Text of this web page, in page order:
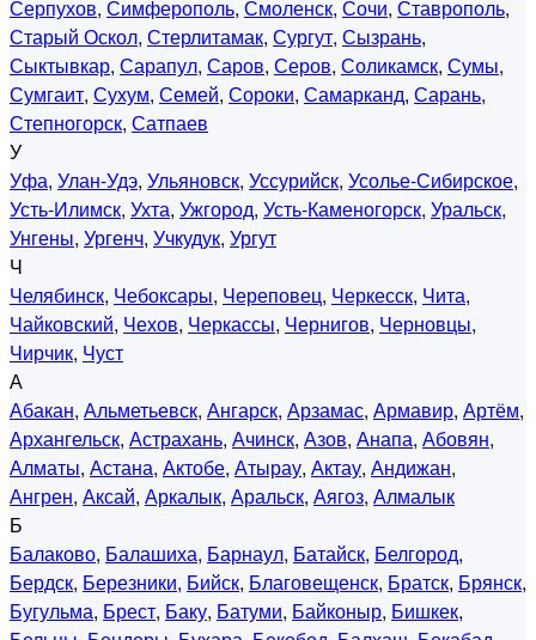
Серпухов, Симферополь, Смоленск, Сочи, Ставрополь,
Старый Оскол, Стерлитамак, Сургут, Сызрань,
Сыктывкар, Сарапул, Саров, Серов, Соликамск, Сумы,
Сумгаит, Сухум, Семей, Сороки, Самарканд, Сарань,
Степногорск, Сатпаев
У
Уфа, Улан-Удэ, Ульяновск, Уссурийск, Усолье-Сибирское,
Усть-Илимск, Ухта, Ужгород, Усть-Каменогорск, Уральск,
Унгены, Ургенч, Учкудук, Ургут
Ч
Челябинск, Чебоксары, Череповец, Черкесск, Чита,
Чайковский, Чехов, Черкассы, Чернигов, Черновцы,
Чирчик, Чуст
А
Абакан, Альметьевск, Ангарск, Арзамас, Армавир, Артём,
Архангельск, Астрахань, Ачинск, Азов, Анапа, Абовян,
Алматы, Астана, Актобе, Атырау, Актау, Андижан,
Ангрен, Аксай, Аркалык, Аральск, Аягоз, Алмалык
Б
Балаково, Балашиха, Барнаул, Батайск, Белгород,
Бердск, Березники, Бийск, Благовещенск, Братск, Брянск,
Бугульма, Брест, Баку, Батуми, Байконыр, Бишкек,